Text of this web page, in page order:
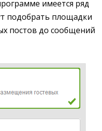
имеется ряд
подобрать площадки
постов до сообщений